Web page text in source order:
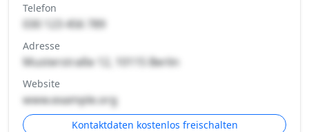
Telefon
030 123 456 789
Adresse
Musterstraße 12, 10115 Berlin
Website
www.example.org
Kontaktdaten kostenlos freischalten